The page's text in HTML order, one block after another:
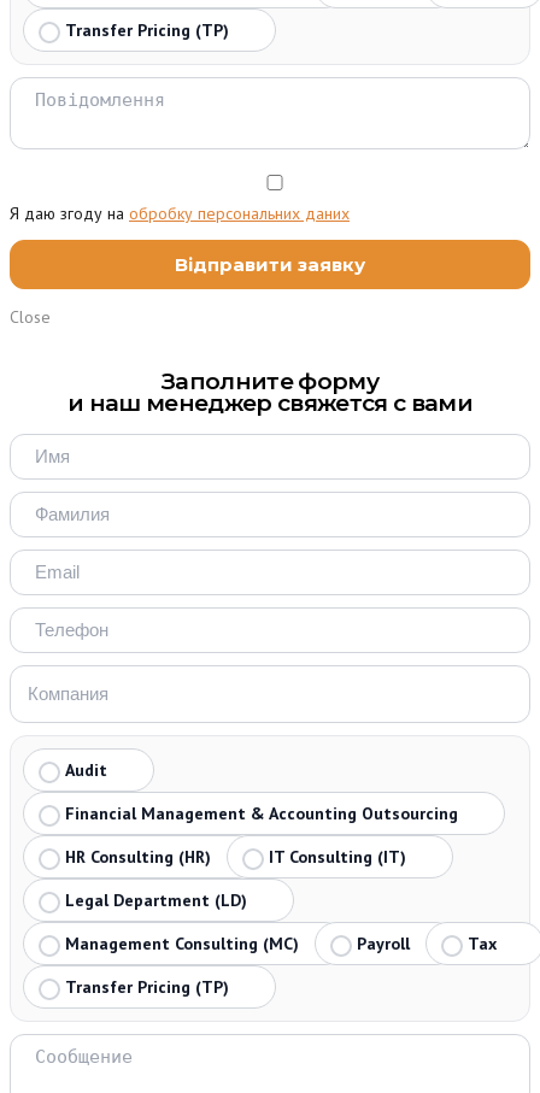
Transfer Pricing (TP)
Я даю згоду на обробку персональних даних
Close
Заполните форму
и наш менеджер свяжется с вами
Audit
Financial Management & Accounting Outsourcing
HR Consulting (HR)
IT Consulting (IT)
Legal Department (LD)
Management Consulting (MC)
Payroll
Tax
Transfer Pricing (TP)